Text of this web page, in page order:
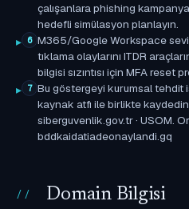
çalışanlara phishing
hedefli simülasyon planlayın.
6 M365/Google Workspace
tıklama olaylarını ITDR
bilgisi sızıntısı için MFA reset
7 Bu göstergeyi kurumsal tehdit
kaynak atfı ile birlikte
siberguvenlik.gov.tr · USOM.
bddkaidatiadeonaylandi.gq
Domain Bilgisi